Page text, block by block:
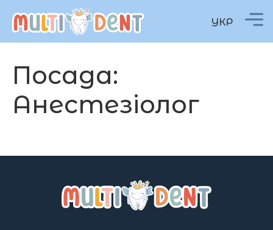
УКР
Посада:
Анестезіолог